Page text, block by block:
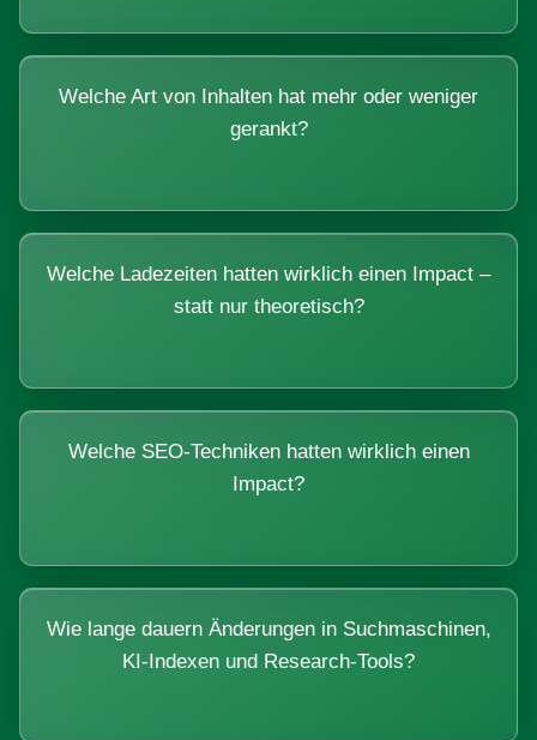
Welche Art von Inhalten hat mehr oder weniger
gerankt?
Welche Ladezeiten hatten wirklich einen Impact –
statt nur theoretisch?
Welche SEO-Techniken hatten wirklich einen
Impact?
Wie lange dauern Änderungen in Suchmaschinen,
KI-Indexen und Research-Tools?